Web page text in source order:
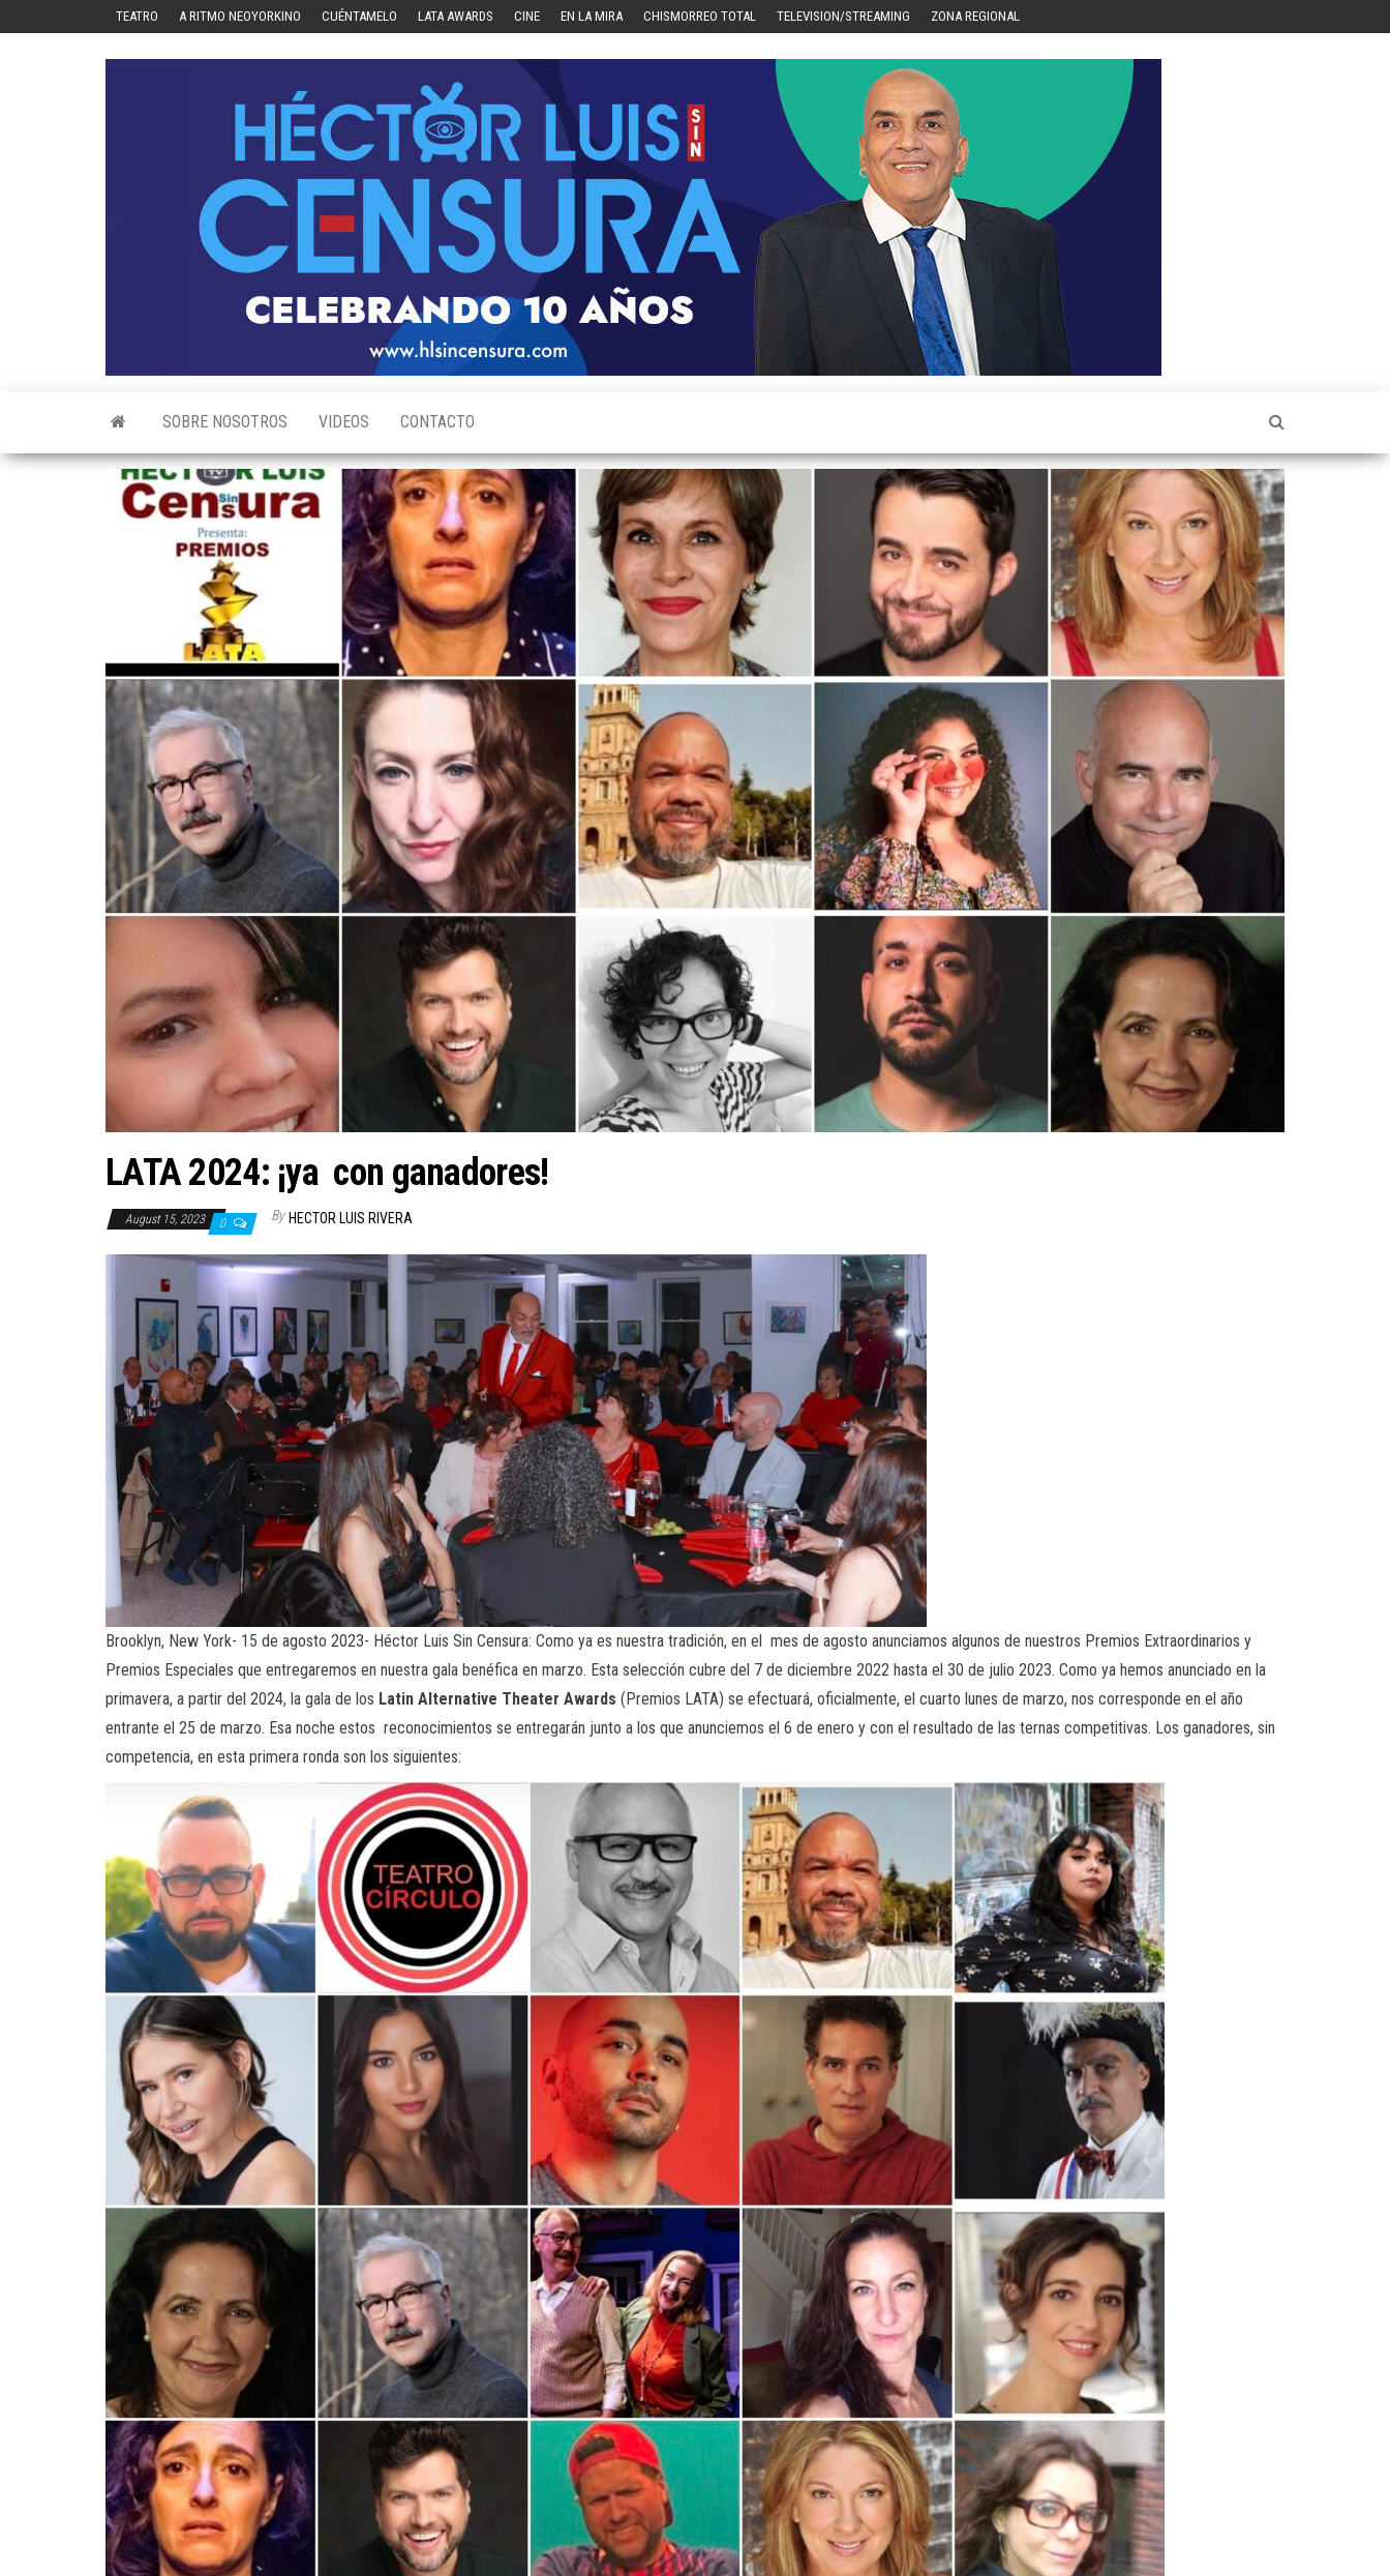
TEATRO A RITMO NEOYORKINO CUÉNTAMELO LATA AWARDS CINE EN LA MIRA CHISMORREO TOTAL TELEVISION/STREAMING ZONA REGIONAL
SOBRE NOSOTROS VIDEOS CONTACTO
LATA 2024: ¡ya con ganadores!
August 15, 2023 0 By HECTOR LUIS RIVERA
Brooklyn, New York- 15 de agosto 2023- Héctor Luis Sin Censura: Como ya es nuestra tradición, en el mes de agosto anunciamos algunos de nuestros Premios Extraordinarios y
Premios Especiales que entregaremos en nuestra gala benéfica en marzo. Esta selección cubre del 7 de diciembre 2022 hasta el 30 de julio 2023. Como ya hemos anunciado en la
primavera, a partir del 2024, la gala de los Latin Alternative Theater Awards (Premios LATA) se efectuará, oficialmente, el cuarto lunes de marzo, nos corresponde en el año
entrante el 25 de marzo. Esa noche estos reconocimientos se entregarán junto a los que anunciemos el 6 de enero y con el resultado de las ternas competitivas. Los ganadores, sin
competencia, en esta primera ronda son los siguientes: